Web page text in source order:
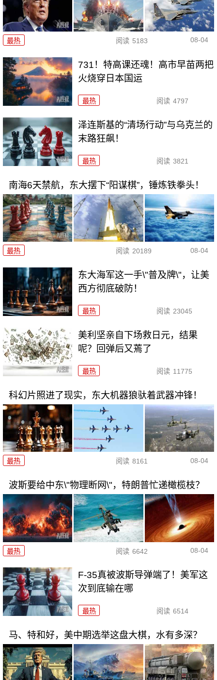
最热 阅读 5183 08-04
731！特高课还魂！高市早苗两把
火烧穿日本国运
最热 阅读 4797
泽连斯基的“清场行动”与乌克兰的
末路狂飙！
最热 阅读 3821
南海6天禁航，东大摆下“阳谋棋”，锤炼铁拳头！
最热 阅读 20189 08-04
东大海军这一手\"普及牌\"，让美
西方彻底破防！
最热 阅读 23045
美利坚亲自下场救日元，结果
呢？回弹后又蔫了
最热 阅读 11775
科幻片照进了现实，东大机器狼驮着武器冲锋！
最热 阅读 8161 08-04
波斯要给中东\"物理断网\"，特朗普忙递橄榄枝？
最热 阅读 6642 08-04
F-35真被波斯导弹端了！美军这
次到底输在哪
最热 阅读 6514
马、特和好，美中期选举这盘大棋，水有多深？